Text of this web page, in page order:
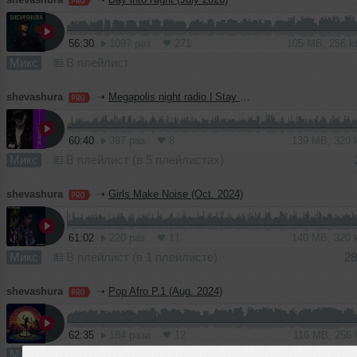
56:30
Микс
shevashura ➝ Megapolis night radio | Stay Present (Feb.2025)
60:40
Микс
shevashura ➝ Girls Make Noise (Oct. 2024)
61:02
Микс
shevashura ➝ Pop Afro P.1 (Aug. 2024)
62:35
Микс